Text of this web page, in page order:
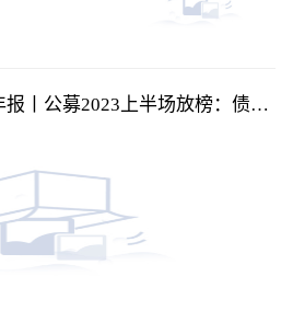
丨公募2023上半场放榜：债基